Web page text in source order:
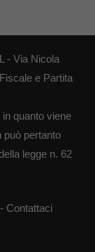
- Via Nicola
e Partita
quanto viene
può pertanto
legge n. 62
Contattaci